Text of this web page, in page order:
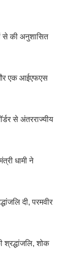
से की अनुशासित
एक आईएफएस
से अंतरराज्यीय
धामी ने
दी, परमवीर
श्रद्धांजलि, शोक